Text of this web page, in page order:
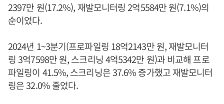
2397만 원(17.2%), 재발모니터링 2억5584만 원(7.1%)의
순이었다.
2024년 1~3분기(프로파일링 18억2143만 원, 재발모니터
링 3억7598만 원, 스크리닝 4억5342만 원)과 비교해 프로
파일링이 41.5%, 스크리닝은 37.6% 증가했고 재발모니터
링은 32.0% 줄었다.